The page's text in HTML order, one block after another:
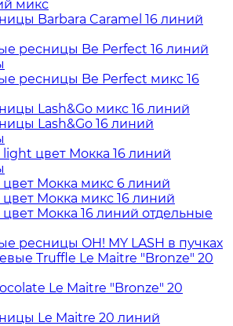
микс
Barbara Caramel 16 линий
ресницы Be Perfect 16 линий
ресницы Be Perfect микс 16
Lash&Go микс 16 линий
Lash&Go 16 линий
цвет Мокка 16 линий
Мокка микс 6 линий
Мокка микс 16 линий
Мокка 16 линий отдельные
ресницы OH! MY LASH в пучках
Truffle Le Maitre "Bronze" 20
Le Maitre "Bronze" 20
Le Maitre 20 линий